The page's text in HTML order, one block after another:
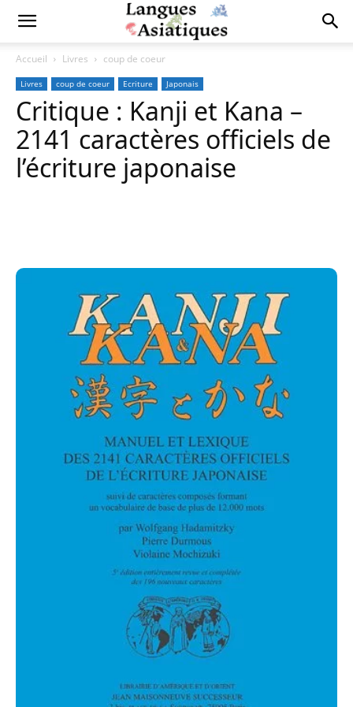
Accueil Livres coup de coeur
Livres coup de coeur Ecriture Japonais
Critique : Kanji et Kana –
2141 caractères officiels de
l’écriture japonaise